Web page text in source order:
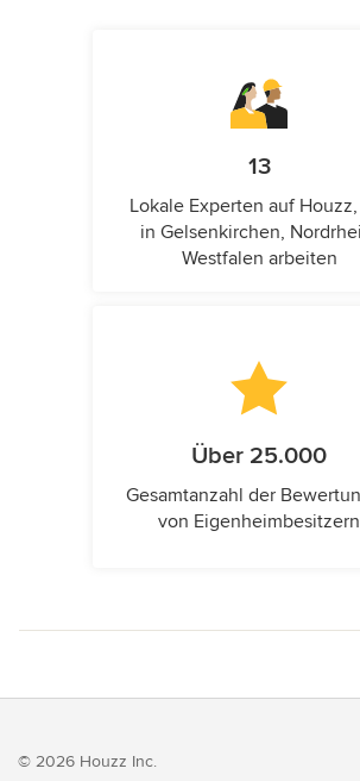
13
Lokale Experten auf
in Gelsenkirchen,
Westfalen arbeiten
Über 25.000
Gesamtanzahl der
von Eigenheimbesitzern
© 2026 Houzz Inc.